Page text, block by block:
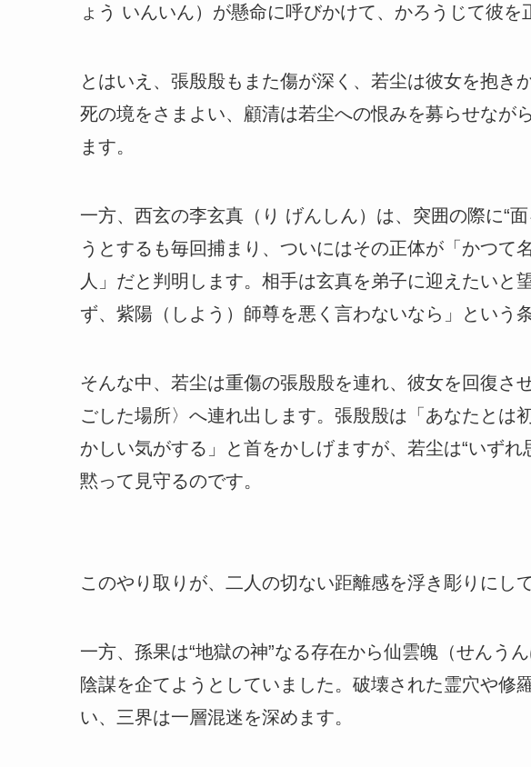
ょう いんいん）が懸命に呼びかけて、かろうじて彼を
とはいえ、張殷殷もまた傷が深く、若尘は彼女を抱き
死の境をさまよい、顧清は若尘への恨みを募らせなが
ます。
一方、西玄の李玄真（り げんしん）は、突囲の際に“
うとするも毎回捕まり、ついにはその正体が「かつて
人」だと判明します。相手は玄真を弟子に迎えたいと
ず、紫陽（しよう）師尊を悪く言わないなら」という
そんな中、若尘は重傷の張殷殷を連れ、彼女を回復さ
ごした場所〉へ連れ出します。張殷殷は「あなたとは
かしい気がする」と首をかしげますが、若尘は“いず
黙って見守るのです。
このやり取りが、二人の切ない距離感を浮き彫りにし
一方、孫果は“地獄の神”なる存在から仙雲魄（せんう
陰謀を企てようとしていました。破壊された霊穴や修
い、三界は一層混迷を深めます。